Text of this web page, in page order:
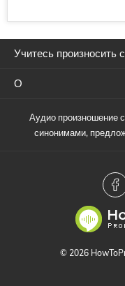
Учитесь произносить
О
Аудио произношение
синонимами,
© 2026